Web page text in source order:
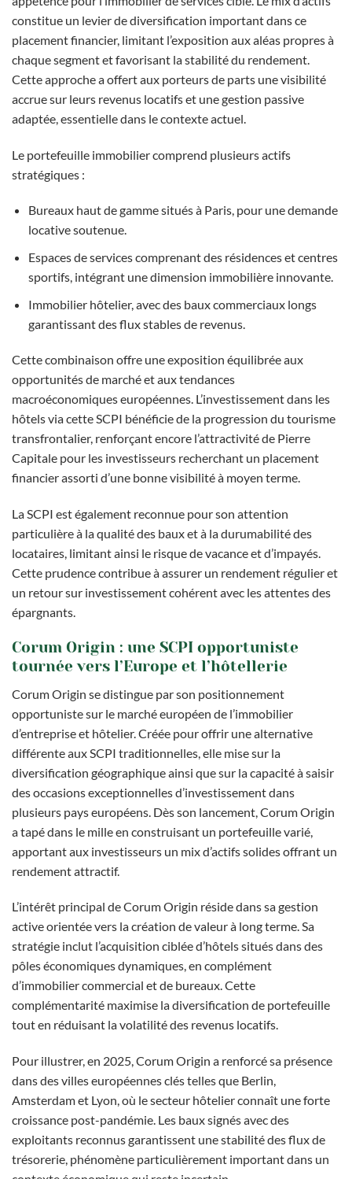
constitue un levier de diversification important dans ce
placement financier, limitant l’exposition aux aléas propres à
chaque segment et favorisant la stabilité du rendement.
Cette approche a offert aux porteurs de parts une visibilité
accrue sur leurs revenus locatifs et une gestion passive
adaptée, essentielle dans le contexte actuel.
Le portefeuille immobilier comprend plusieurs actifs
stratégiques :
Bureaux haut de gamme situés à Paris, pour une demande
locative soutenue.
Espaces de services comprenant des résidences et centres
sportifs, intégrant une dimension immobilière innovante.
Immobilier hôtelier, avec des baux commerciaux longs
garantissant des flux stables de revenus.
Cette combinaison offre une exposition équilibrée aux
opportunités de marché et aux tendances
macroéconomiques européennes. L’investissement dans les
hôtels via cette SCPI bénéficie de la progression du tourisme
transfrontalier, renforçant encore l’attractivité de Pierre
Capitale pour les investisseurs recherchant un placement
financier assorti d’une bonne visibilité à moyen terme.
La SCPI est également reconnue pour son attention
particulière à la qualité des baux et à la durumabilité des
locataires, limitant ainsi le risque de vacance et d’impayés.
Cette prudence contribue à assurer un rendement régulier et
un retour sur investissement cohérent avec les attentes des
épargnants.
Corum Origin : une SCPI opportuniste
tournée vers l’Europe et l’hôtellerie
Corum Origin se distingue par son positionnement
opportuniste sur le marché européen de l’immobilier
d’entreprise et hôtelier. Créée pour offrir une alternative
différente aux SCPI traditionnelles, elle mise sur la
diversification géographique ainsi que sur la capacité à saisir
des occasions exceptionnelles d’investissement dans
plusieurs pays européens. Dès son lancement, Corum Origin
a tapé dans le mille en construisant un portefeuille varié,
apportant aux investisseurs un mix d’actifs solides offrant un
rendement attractif.
L’intérêt principal de Corum Origin réside dans sa gestion
active orientée vers la création de valeur à long terme. Sa
stratégie inclut l’acquisition ciblée d’hôtels situés dans des
pôles économiques dynamiques, en complément
d’immobilier commercial et de bureaux. Cette
complémentarité maximise la diversification de portefeuille
tout en réduisant la volatilité des revenus locatifs.
Pour illustrer, en 2025, Corum Origin a renforcé sa présence
dans des villes européennes clés telles que Berlin,
Amsterdam et Lyon, où le secteur hôtelier connaît une forte
croissance post-pandémie. Les baux signés avec des
exploitants reconnus garantissent une stabilité des flux de
trésorerie, phénomène particulièrement important dans un